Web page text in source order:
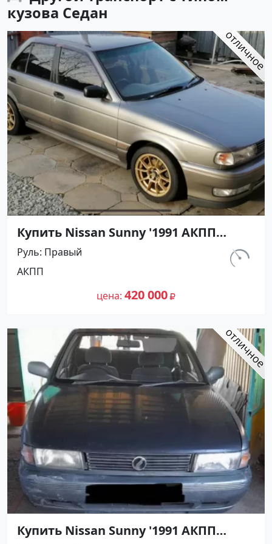
кузова Седан
Купить Nissan Sunny '1991 АКПП
(1400/75 л.с.) Бензин инжектор
Воронежская цвет Серый Седан по
цене 420000 рублей, объявление
№27501 на сайте Авторынок23
км.
Руль Правый
АКПП
цена 420 000
Купить Nissan Sunny '1991 АКПП